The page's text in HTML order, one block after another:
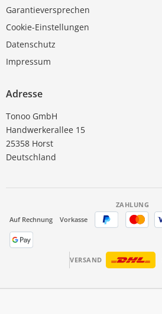
Garantieversprechen
Cookie-Einstellungen
Datenschutz
Impressum
Adresse
Tonoo GmbH
Handwerkerallee 15
25358 Horst
Deutschland
ZAHLUNG
Auf Rechnung
Vorkasse
VERSAND